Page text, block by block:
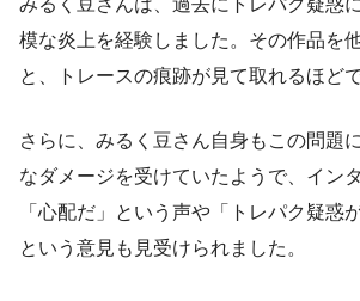
みるく豆さんは、過去にトレパク疑惑
模な炎上を経験しました。その作品を
と、トレースの痕跡が見て取れるほどで
さらに、みるく豆さん自身もこの問題
なダメージを受けていたようで、イン
「心配だ」という声や「トレパク疑惑
という意見も見受けられました。